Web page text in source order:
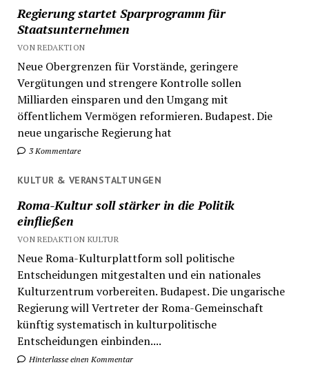
Regierung startet Sparprogramm für
Staatsunternehmen
VON REDAKTION
Neue Obergrenzen für Vorstände, geringere
Vergütungen und strengere Kontrolle sollen
Milliarden einsparen und den Umgang mit
öffentlichem Vermögen reformieren. Budapest. Die
neue ungarische Regierung hat
3 Kommentare
KULTUR & VERANSTALTUNGEN
Roma-Kultur soll stärker in die Politik
einfließen
VON REDAKTION KULTUR
Neue Roma-Kulturplattform soll politische
Entscheidungen mitgestalten und ein nationales
Kulturzentrum vorbereiten. Budapest. Die ungarische
Regierung will Vertreter der Roma-Gemeinschaft
künftig systematisch in kulturpolitische
Entscheidungen einbinden....
Hinterlasse einen Kommentar